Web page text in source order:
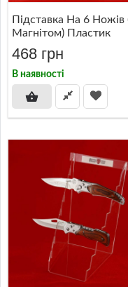
Підставка На 6 Ножів
Магнітом) Пластик
468 грн
В наявності